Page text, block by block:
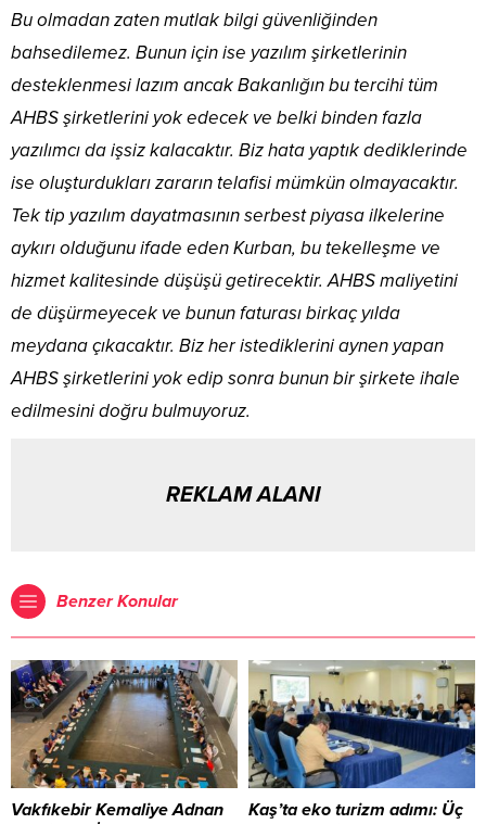
Bu olmadan zaten mutlak bilgi güvenliğinden
bahsedilemez. Bunun için ise yazılım şirketlerinin
desteklenmesi lazım ancak Bakanlığın bu tercihi tüm
AHBS şirketlerini yok edecek ve belki binden fazla
yazılımcı da işsiz kalacaktır. Biz hata yaptık dediklerinde
ise oluşturdukları zararın telafisi mümkün olmayacaktır.
Tek tip yazılım dayatmasının serbest piyasa ilkelerine
aykırı olduğunu ifade eden Kurban, bu tekelleşme ve
hizmet kalitesinde düşüşü getirecektir. AHBS maliyetini
de düşürmeyecek ve bunun faturası birkaç yılda
meydana çıkacaktır. Biz her istediklerini aynen yapan
AHBS şirketlerini yok edip sonra bunun bir şirkete ihale
edilmesini doğru bulmuyoruz.
REKLAM ALANI
Benzer Konular
Vakfıkebir Kemaliye Adnan
Kaş’ta eko turizm adımı: Üç